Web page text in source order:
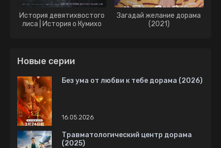
История девятихвостого
лиса | История о Кумихо
Загадай желание дорама
(2021)
Новые серии
Без ума от любви к тебе дорама (2026)
16.05.2026
Травматологический центр дорама
(2025)